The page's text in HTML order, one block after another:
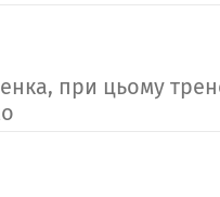
при цьому